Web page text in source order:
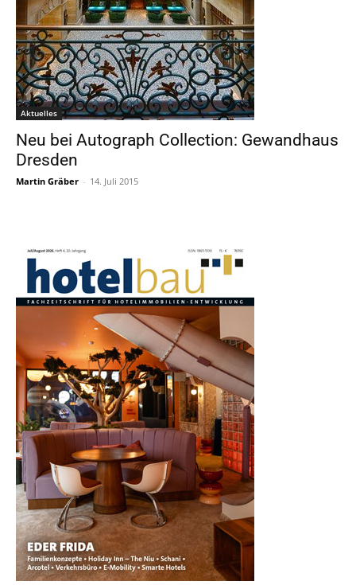
Aktuelles
Neu bei Autograph Collection: Gewandhaus
Dresden
Martin Gräber - 14. Juli 2015